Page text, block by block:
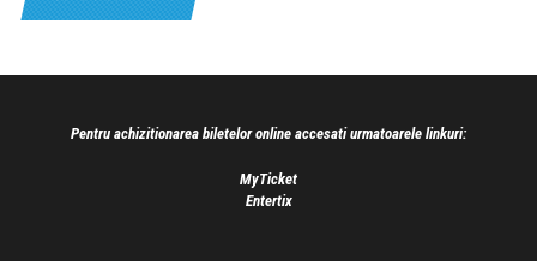
Pentru achizitionarea biletelor online accesati urmatoarele linkuri:
MyTicket
Entertix